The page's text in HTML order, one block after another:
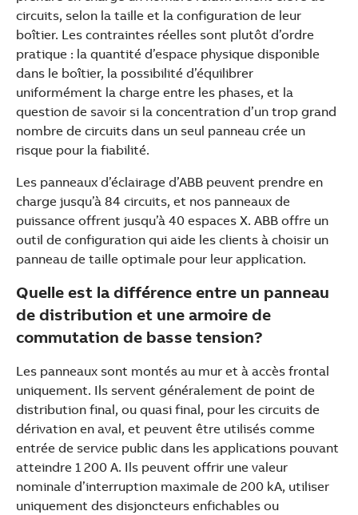
circuits, selon la taille et la configuration de leur
boîtier. Les contraintes réelles sont plutôt d’ordre
pratique : la quantité d’espace physique disponible
dans le boîtier, la possibilité d’équilibrer
uniformément la charge entre les phases, et la
question de savoir si la concentration d’un trop grand
nombre de circuits dans un seul panneau crée un
risque pour la fiabilité.
Les panneaux d’éclairage d’ABB peuvent prendre en
charge jusqu’à 84 circuits, et nos panneaux de
puissance offrent jusqu’à 40 espaces X. ABB offre un
outil de configuration qui aide les clients à choisir un
panneau de taille optimale pour leur application.
Quelle est la différence entre un panneau
de distribution et une armoire de
commutation de basse tension?
Les panneaux sont montés au mur et à accès frontal
uniquement. Ils servent généralement de point de
distribution final, ou quasi final, pour les circuits de
dérivation en aval, et peuvent être utilisés comme
entrée de service public dans les applications pouvant
atteindre 1 200 A. Ils peuvent offrir une valeur
nominale d’interruption maximale de 200 kA, utiliser
uniquement des disjoncteurs enfichables ou